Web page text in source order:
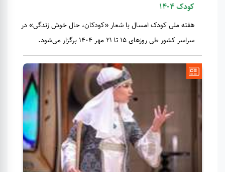
کودک ۱۴۰۴
​​​​​​​هفته ملی کودک امسال با شعار «کودکان، حال خوش زندگی» در
سراسر کشور طی روزهای ۱۵ تا ۲۱ مهر ۱۴۰۴ برگزار می‌شود.